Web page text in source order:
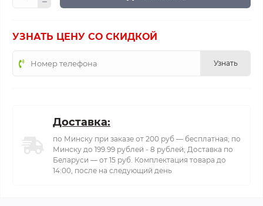
УЗНАТЬ ЦЕНУ СО СКИДКОЙ
Узнать
Доставка:
по Минску при заказе от 200 руб — бесплатная; по
Минску до 199.99 рублей - 8 рублей; Доставка по
Беларуси — от 15 руб. Комплектация товара до
14:00, после на следующий день